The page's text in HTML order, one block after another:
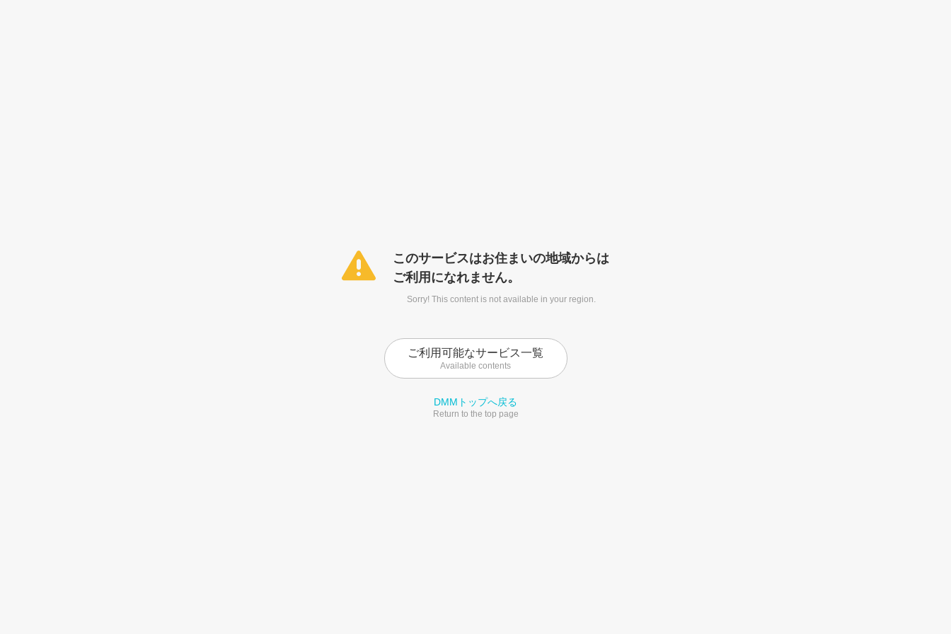
このサービスはお住まいの地域からは
ご利用になれません。
Sorry! This content is not available in your region.
ご利用可能なサービス一覧
Available contents
DMMトップへ戻る
Return to the top page